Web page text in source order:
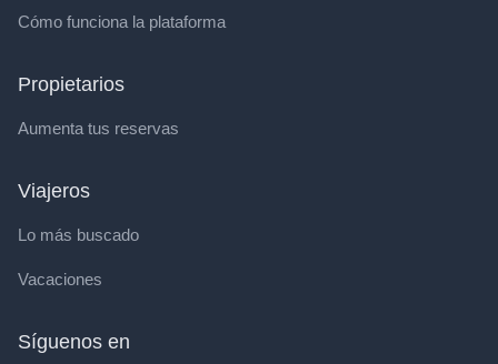
Cómo funciona la plataforma
Propietarios
Aumenta tus reservas
Viajeros
Lo más buscado
Vacaciones
Síguenos en